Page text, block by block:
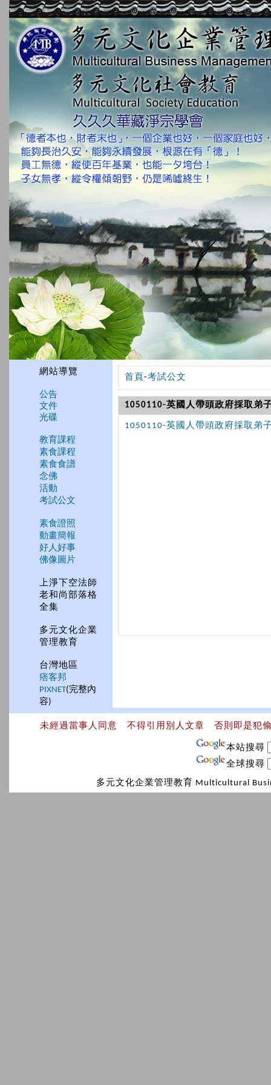
網站導覽
公告
文件
光碟
教育課程
素食課程
素食食譜
念佛
活動
考試公文
素食證照
動畫簡報
好人好事
佛像圖片
上淨下空法師
老和尚部落格
全集
多元文化企業
管理教育
台灣地區
痞客邦
PIXNET(完整內
容)
首頁-考試公文
1050110-英國人帶頭政府採取弟
1050110-英國人帶頭政府採取弟
未經過當事人同意 不得引用別人文章 否則即是犯
本站搜尋
全球搜尋
多元文化企業管理教育 Multicultural